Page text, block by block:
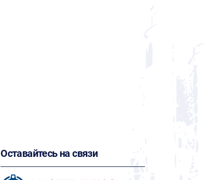
Оставайтесь на связи